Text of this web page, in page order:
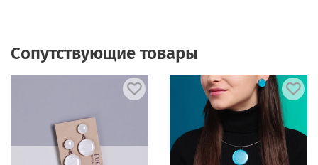
Сопутствующие товары